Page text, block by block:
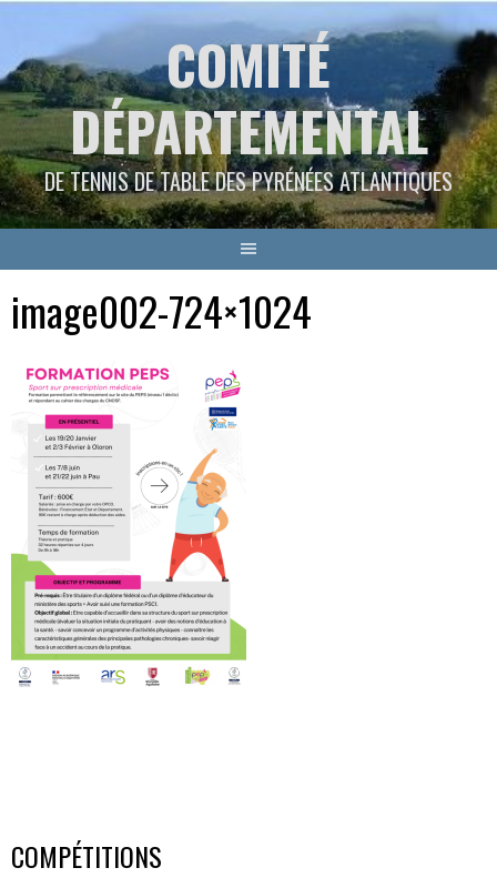
contenu
COMITÉ
DÉPARTEMENTAL
DE TENNIS DE TABLE DES PYRÉNÉES ATLANTIQUES
image002-724×1024
COMPÉTITIONS